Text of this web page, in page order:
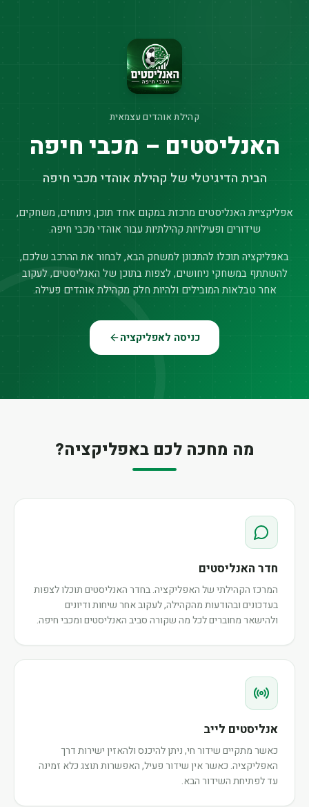
קהילת אוהדים עצמאית
האנליסטים – מכבי חיפה
הבית הדיגיטלי של קהילת אוהדי מכבי חיפה
אפליקציית האנליסטים מרכזת במקום אחד תוכן, ניתוחים, משחקים,
שידורים ופעילויות קהילתיות עבור אוהדי מכבי חיפה.
באפליקציה תוכלו להתכונן למשחק הבא, לבחור את ההרכב שלכם,
להשתתף במשחקי ניחושים, לצפות בתוכן של האנליסטים, לעקוב
אחר טבלאות המובילים ולהיות חלק מקהילת אוהדים פעילה.
כניסה לאפליקציה
מה מחכה לכם באפליקציה?
חדר האנליסטים
המרכז הקהילתי של האפליקציה. בחדר האנליסטים תוכלו לצפות
בעדכונים ובהודעות מהקהילה, לעקוב אחר שיחות ודיונים
ולהישאר מחוברים לכל מה שקורה סביב האנליסטים ומכבי חיפה.
אנליסטים לייב
כאשר מתקיים שידור חי, ניתן להיכנס ולהאזין ישירות דרך
האפליקציה. כאשר אין שידור פעיל, האפשרות תוצג כלא זמינה
עד לפתיחת השידור הבא.